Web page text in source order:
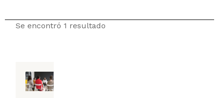
Se encontró 1 resultado